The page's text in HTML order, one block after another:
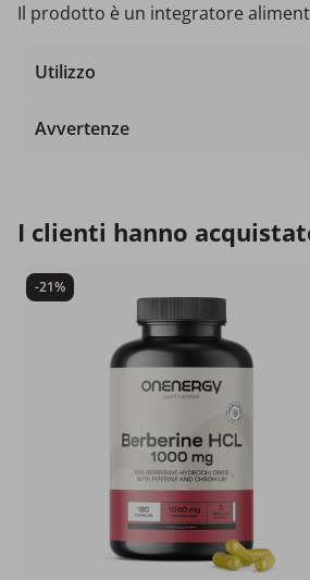
Il prodotto è un integratore
Utilizzo
Avvertenze
I clienti hanno
-21%